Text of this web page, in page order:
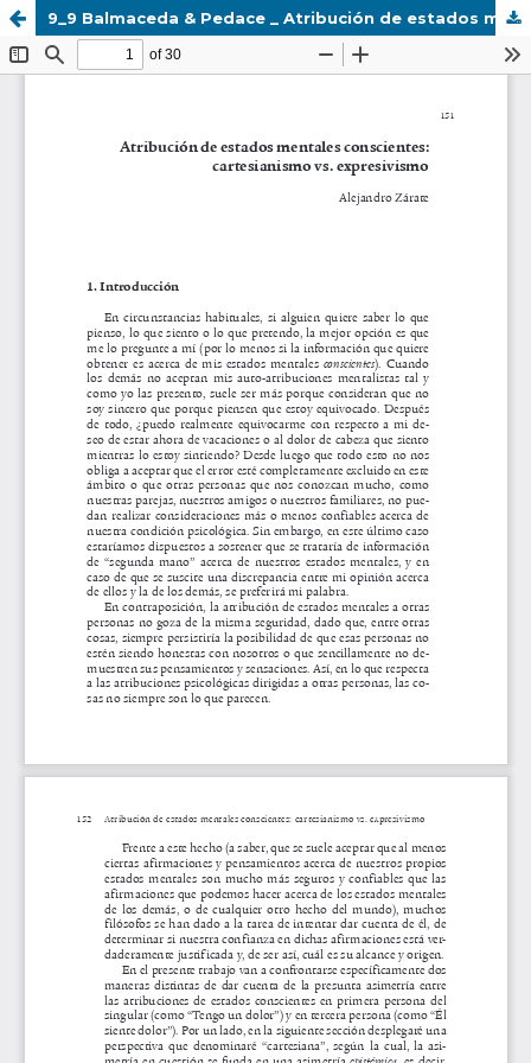
9_9 Balmaceda & Pedace _ Atribución de estados mentales conscientes- cartesianismo vs. expresivismo.pdf